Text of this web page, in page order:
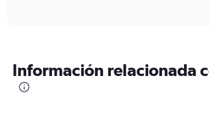
categories.
The
Información relacionada